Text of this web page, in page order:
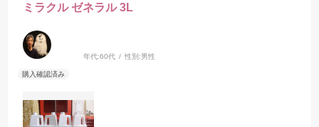
ミラクル ゼネラル 3L
年代:60代 性別:男性